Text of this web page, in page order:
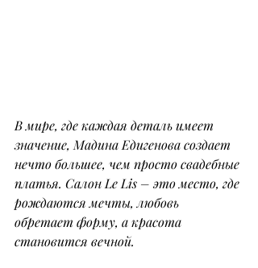
В мире, где каждая деталь имеет
значение, Мадина Едигенова создает
нечто большее, чем просто свадебные
платья. Салон Le Lis – это место, где
рождаются мечты, любовь
обретает форму, а красота
становится вечной.